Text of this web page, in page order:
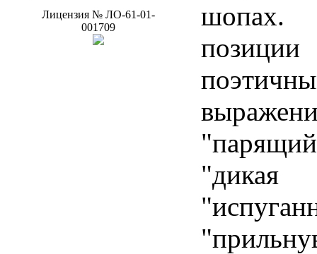
Лицензия№ ЛО-61-01-
001709
позиции